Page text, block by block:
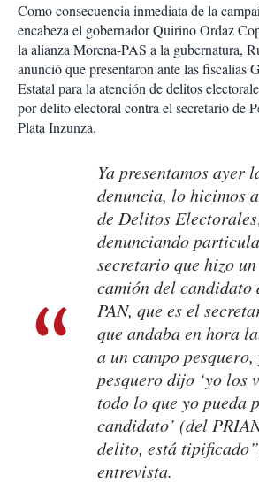
Como consecuencia inmediata de la
encabeza el gobernador Quirino Ordaz
la alianza Morena-PAS a la gubernatura,
anunció que presentaron ante las fiscalías
Estatal para la atención de delitos
por delito electoral contra el secretario de
Plata Inzunza.
Ya presentamos ayer
denuncia, lo hicimos
de Delitos
denunciando
secretario que hizo
camión del candidato
PAN, que es el
que andaba en hora
a un campo
pesquero dijo ‘yo los
todo lo que yo pueda
candidato’ (del
delito, está
entrevista.